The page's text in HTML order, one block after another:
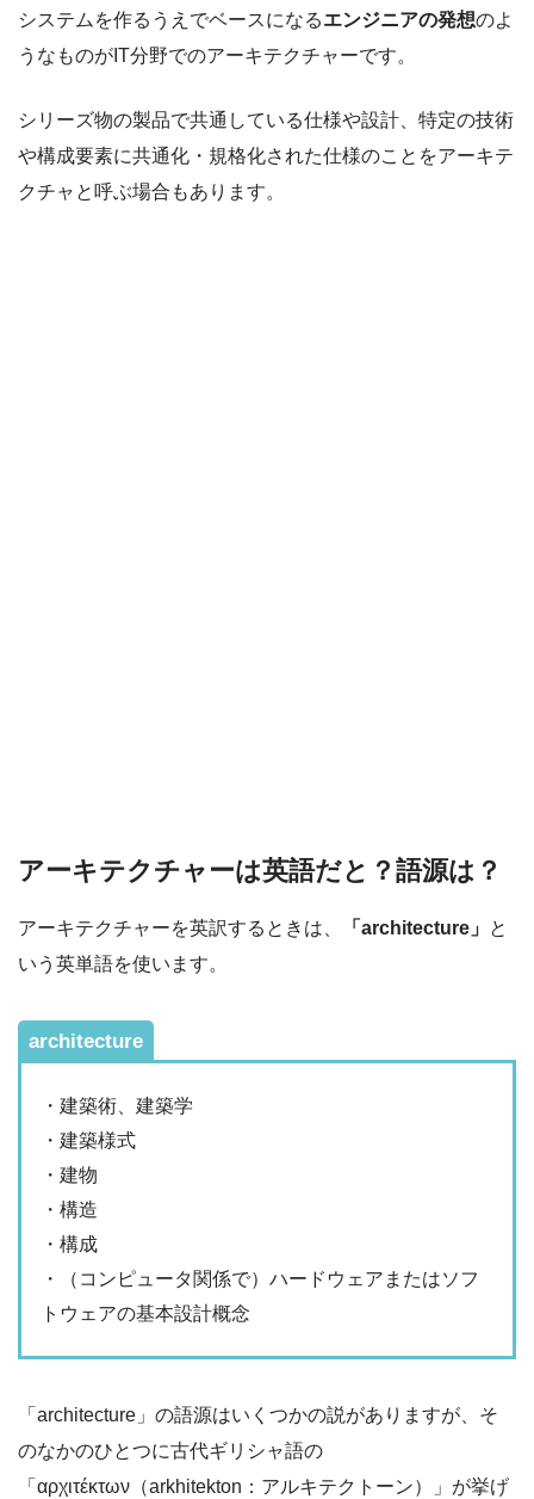
システムを作るうえでベースになるエンジニアの発想のよ
うなものがIT分野でのアーキテクチャーです。
シリーズ物の製品で共通している仕様や設計、特定の技術
や構成要素に共通化・規格化された仕様のことをアーキテ
クチャと呼ぶ場合もあります。
アーキテクチャーは英語だと？語源は？
アーキテクチャーを英訳するときは、 「architecture」 と
いう英単語を使います。
architecture
・建築術、建築学
・建築様式
・建物
・構造
・構成
・（コンピュータ関係で）ハードウェアまたはソフ
トウェアの基本設計概念
「architecture」の語源はいくつかの説がありますが、そ
のなかのひとつに古代ギリシャ語の
「αρχιτέκτων（arkhitekton：アルキテクトーン）」が挙げ